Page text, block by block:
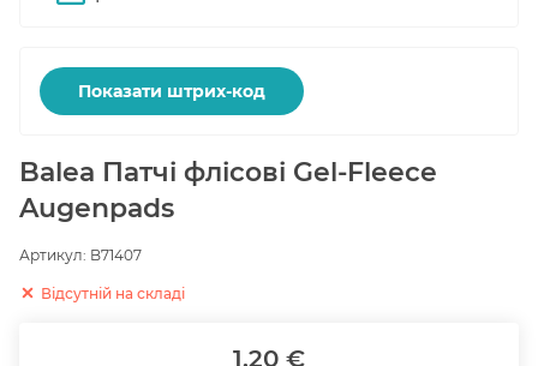
Показати штрих-код
Balea Патчі флісові Gel-Fleece
Augenpads
Артикул: B71407
Відсутній на складі
1.20 €